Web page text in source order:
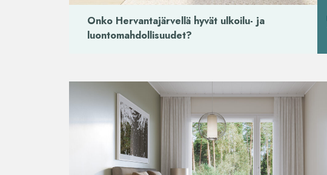
Onko Hervantajärvellä hyvät ulkoilu- ja
luontomahdollisuudet?